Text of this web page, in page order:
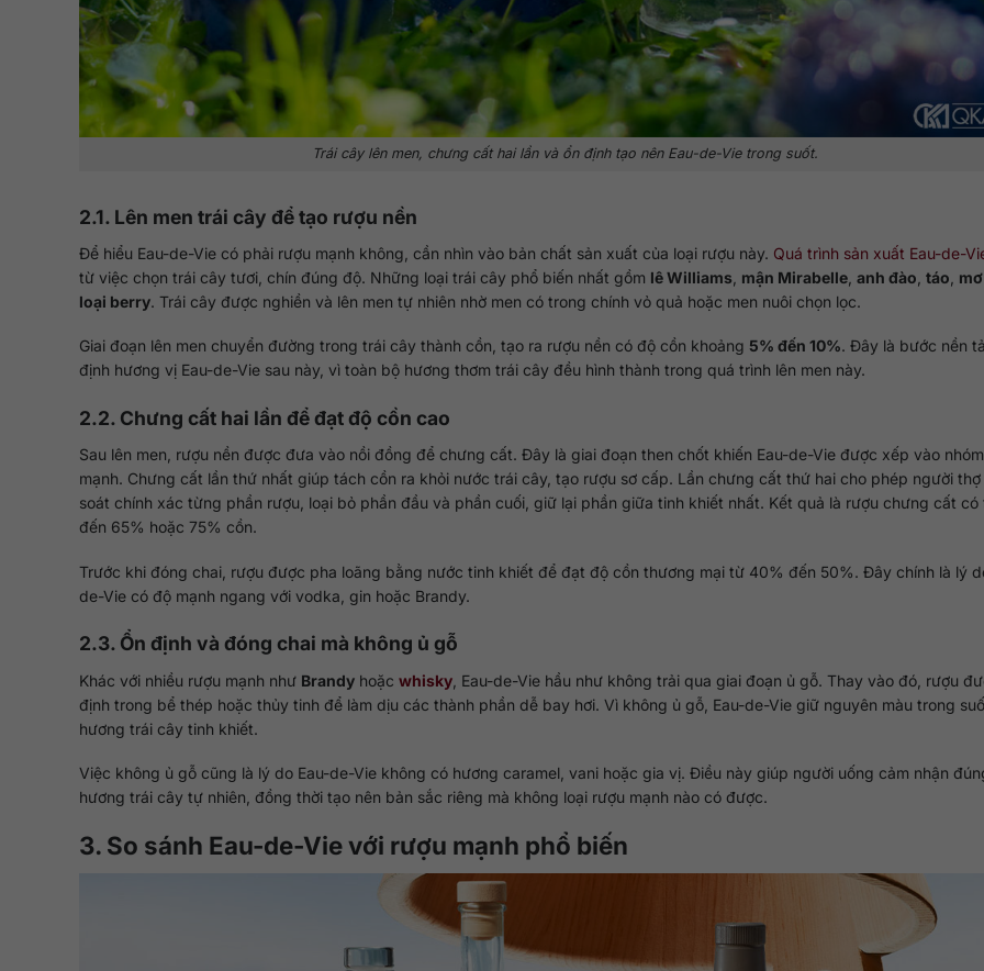
Trái cây lên men, chưng cất hai lần và ổn định tạo nên Eau-de-Vie trong suốt.
2.1. Lên men trái cây để tạo rượu nền
Để hiểu Eau-de-Vie có phải rượu mạnh không, cần nhìn vào bản chất sản xuất của loại rượu này. Quá trình sản xuất Eau-de-
từ việc chọn trái cây tươi, chín đúng độ. Những loại trái cây phổ biến nhất gồm lê Williams mận Mirabelle anh đào táo mơ
loại berry. Trái cây được nghiền và lên men tự nhiên nhờ men có trong chính vỏ quả hoặc men nuôi chọn lọc.
Giai đoạn lên men chuyển đường trong trái cây thành cồn, tạo ra rượu nền có độ cồn khoảng 5% đến 10%. Đây là bước nền
định hương vị Eau-de-Vie sau này, vì toàn bộ hương thơm trái cây đều hình thành trong quá trình lên men này.
2.2. Chưng cất hai lần để đạt độ cồn cao
Sau lên men, rượu nền được đưa vào nồi đồng để chưng cất. Đây là giai đoạn then chốt khiến Eau-de-Vie được xếp vào
mạnh. Chưng cất lần thứ nhất giúp tách cồn ra khỏi nước trái cây, tạo rượu sơ cấp. Lần chưng cất thứ hai cho phép người thợ
soát chính xác từng phần rượu, loại bỏ phần đầu và phần cuối, giữ lại phần giữa tinh khiết nhất. Kết quả là rượu chưng cất có
đến 65% hoặc 75% cồn.
Trước khi đóng chai, rượu được pha loãng bằng nước tinh khiết để đạt độ cồn thương mại từ 40% đến 50%. Đây chính là lý
de-Vie có độ mạnh ngang với vodka, gin hoặc Brandy.
2.3. Ổn định và đóng chai mà không ủ gỗ
Khác với nhiều rượu mạnh như Brandy hoặc whisky , Eau-de-Vie hầu như không trải qua giai đoạn ủ gỗ. Thay vào đó, rượu
định trong bể thép hoặc thủy tinh để làm dịu các thành phần dễ bay hơi. Vì không ủ gỗ, Eau-de-Vie giữ nguyên màu trong
hương trái cây tinh khiết.
Việc không ủ gỗ cũng là lý do Eau-de-Vie không có hương caramel, vani hoặc gia vị. Điều này giúp người uống cảm nhận
hương trái cây tự nhiên, đồng thời tạo nên bản sắc riêng mà không loại rượu mạnh nào có được.
3. So sánh Eau-de-Vie với rượu mạnh phổ biến